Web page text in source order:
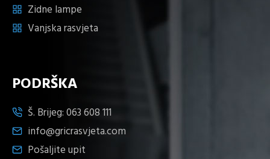
Zidne lampe
Vanjska rasvjeta
PODRŠKA
Š. Brijeg:063 608 111
info@gricrasvjeta.com
Pošaljite upit